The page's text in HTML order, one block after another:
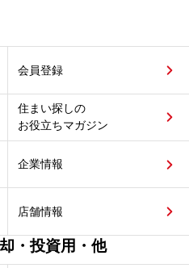
会員登録
住まい探しの
お役立ちマガジン
企業情報
店舗情報
・投資用・他